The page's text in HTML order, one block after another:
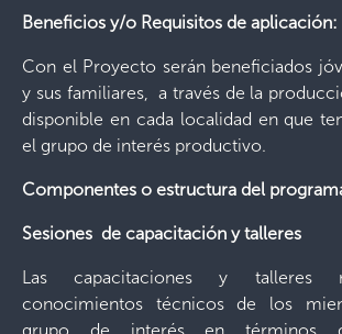
Beneficios y/o Requisitos de aplicación:
Con el Proyecto serán beneficiados
y sus familiares, a través de la
disponible en cada localidad en que
el grupo de interés productivo.
Componentes o estructura del
Sesiones de capacitación y talleres
Las capacitaciones y talleres
conocimientos técnicos de los